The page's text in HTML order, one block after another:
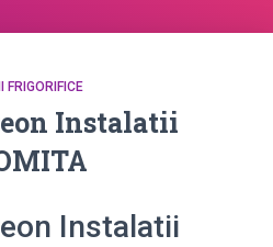
FRIGORIFICE
Instalatii
Instalatii